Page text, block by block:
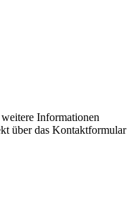
Informationen
über das Kontaktformular